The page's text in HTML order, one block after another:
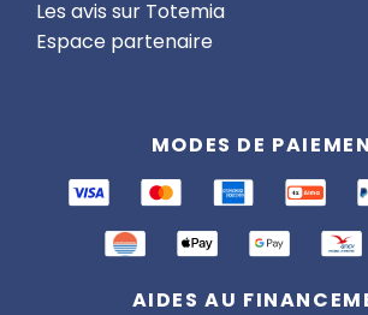
Les avis sur Totemia
Espace partenaire
MODES DE
AIDES AU